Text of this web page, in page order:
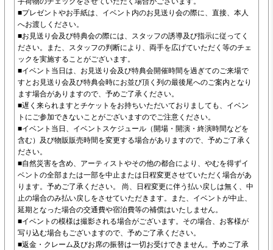
■プレゼントやお手紙は、イベント内のお見送り会の際に、直接、本人
へお渡しください。
■お見送り会及び特典会の際には、スタッフの誘導及び指示に従ってく
ださい。また、スタッフの判断により、両手を広げていただく等のチェ
ックを実施することがございます。
■イベント当日は、お見送り会及び特典会開催時間を過ぎてのご来場で
すとお見送り会及び特典会時にお並び頂く列の最後尾へのご案内となり
ます場合がありますので、予めご了承ください。
■遅く来られますとチケットをお持ちいただいておりましても、イベン
トにご参加できないことがございますのでご注意ください。
■イベント当日、イベントスケジュール（開場・開演・終演時間などを
含む）及び物販販売時間を変更する場合がありますので、予めご了承く
ださい。
■自然災害を含め、アーティストやその他の都合により、やむを得ずイ
ベントの全部または一部を中止または日程変更させていただく場合があ
ります。予めご了承ください。 尚、日程変更に伴う払い戻しは無く、中
止の場合のみ払い戻しをさせていただきます。また、イベントが中止、
延期となった場合の交通費や宿泊費等の補償はいたしません。
■イベントの模様は撮影される場合がございます。その場合、お客様が
写り込む場合もございますので、予めご了承ください。
■返金・クレーム及びお席の振替は一切お受けできません。予めご了承